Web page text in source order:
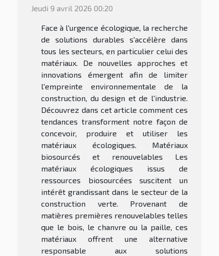
Jeudi 9 avril 2026 00:20
Face à l'urgence écologique, la recherche
de solutions durables s'accélère dans
tous les secteurs, en particulier celui des
matériaux. De nouvelles approches et
innovations émergent afin de limiter
l'empreinte environnementale de la
construction, du design et de l'industrie.
Découvrez dans cet article comment ces
tendances transforment notre façon de
concevoir, produire et utiliser les
matériaux écologiques. Matériaux
biosourcés et renouvelables Les
matériaux écologiques issus de
ressources biosourcées suscitent un
intérêt grandissant dans le secteur de la
construction verte. Provenant de
matières premières renouvelables telles
que le bois, le chanvre ou la paille, ces
matériaux offrent une alternative
responsable aux solutions